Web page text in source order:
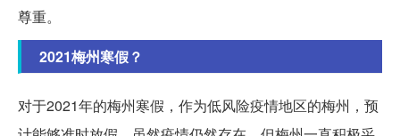
尊重。
2021梅州寒假？
对于2021年的梅州寒假，作为低风险疫情地区的梅州，预